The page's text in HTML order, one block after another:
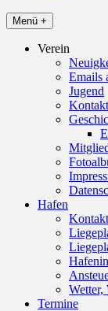
Menü +
Verein
Emails
Jugend
Kontakt
Hafen
Termine